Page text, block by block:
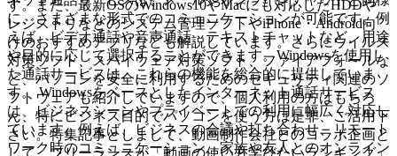
に、さまざまな形式でのコミュニケーションが可能です。例
えば、ビデオ通話や音声通話、テキストチャットなど、用途
や目的に応じて選択することができます。Windowsを使用し
た通話サービスは、これらの機能を総合的に提供していま
す。 Windowsをベースとしたインターネット通話サービス
は、ビジネスシーンやプライベートでの利用に幅広く対応し
ています。例えば、ビジネスの会議や打ち合わせ、リモート
ワーク時のコミュニケーション、家族や友人とのオンライン
す。また、最新OSのWindows10やMacにも対応したHDDや
レジストリなどのシステム管理ソフトやiPhone・Android向
けのおすすめアプリなども解説しています。さらにウイルス
対策ソフト、スパイウェア対策ソフト、ファイアフォールな
ど、パソコンを安全に利用するためのセキュリティ関連のソ
フトウェアも紹介していますので、個人利用の方はもちろ
ん、特にビジネス目的でパソコンを使う方は是非、ご活用下
さい。特集記事としまして、動画制作会社とのコラボ企画と
して、フリーランスが「動画の使い方学びたいランキング」